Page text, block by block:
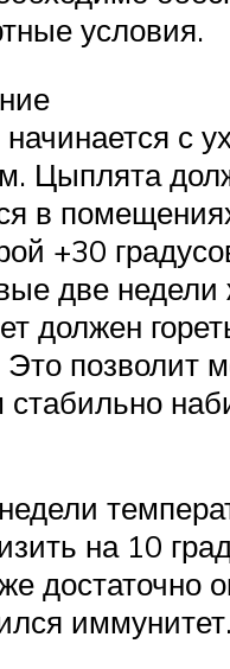
условия.
с
Цыплята
в
+30
две недели
должен
Это позволит
на 10
достаточно
иммунитет.